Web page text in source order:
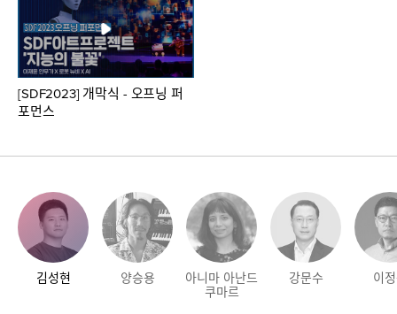
김성현 양승용 아니마 아난드
쿠마르
강문수 이
[SDF2023] 개막식 - 오프닝 퍼
포먼스